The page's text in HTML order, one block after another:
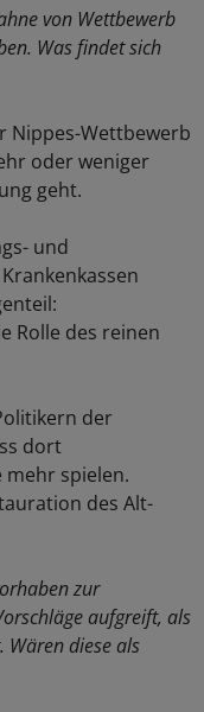
von Wettbewerb
Was findet sich
Nippes-Wettbewerb
oder weniger
geht.
und
Rolle des reinen
der
dort
mehr spielen.
des Alt-
zur
aufgreift, als
diese als